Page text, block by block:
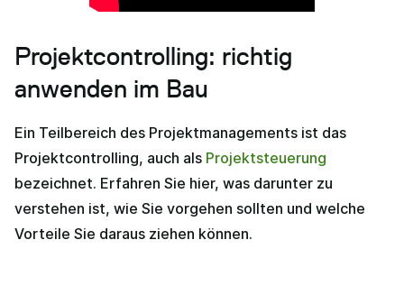
Projektcontrolling: richtig
anwenden im Bau
Ein Teilbereich des Projektmanagements ist das
Projektcontrolling, auch als Projektsteuerung
bezeichnet. Erfahren Sie hier, was darunter zu
verstehen ist, wie Sie vorgehen sollten und welche
Vorteile Sie daraus ziehen können.